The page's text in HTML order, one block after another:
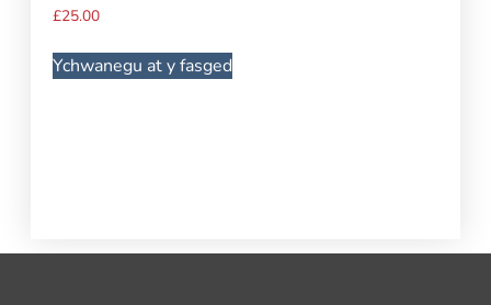
£25.00
Ychwanegu at y fasged